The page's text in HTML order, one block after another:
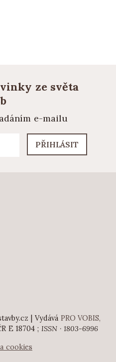
ze světa
e-mailu
PŘIHLÁSIT
| Vydává PRO VOBIS,
E 18704 ; ISSN · 1803-6996
cookies